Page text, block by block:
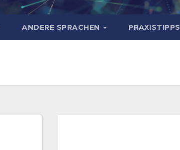
ANDERE SPRACHEN PRAXISTIPPS